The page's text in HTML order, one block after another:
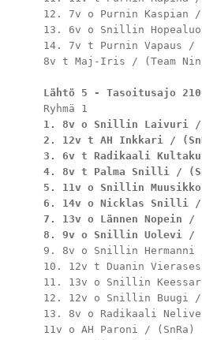
12. 7v o Purnin Kaspian
13. 6v o Snillin
14. 7v t Purnin Vapaus
8v t Maj-Iris / (Team
Lähtö 5 - Tasoitusajo
1. 8v o Snillin Laivuri /
2. 12v t AH Inkkari /
3. 6v t Radikaali
4. 8v t Palma Snilli /
5. 11v o Snillin
6. 14v o Nicklas Snilli /
7. 13v o Lännen Nopein
8. 9v o Snillin Uolevi /
9. 8v o Snillin
10. 12v t Duanin
11. 13v o Snillin
12. 12v o Snillin Buugi /
13. 8v o Radikaali
11v o AH Paroni /